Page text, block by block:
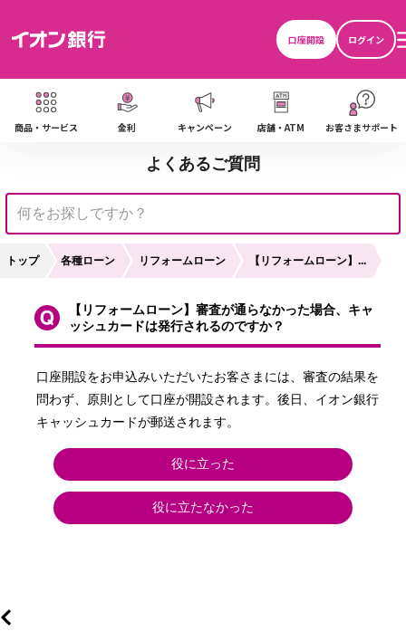
口座開設
ログイン
商品・サービス 金利 キャンペーン 店舗・ATM お客さまサポート
よくあるご質問
トップ 各種ローン リフォームローン 【リフォームローン】...
【リフォームローン】審査が通らなかった場合、キャ
ッシュカードは発行されるのですか？
口座開設をお申込みいただいたお客さまには、審査の結果を
問わず、原則として口座が開設されます。後日、イオン銀行
キャッシュカードが郵送されます。
役に立った
役に立たなかった